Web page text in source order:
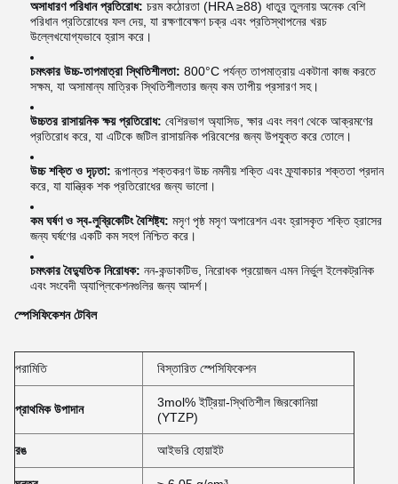
অসাধারণ পরিধান প্রতিরোধ: চরম কঠোরতা (HRA ≥88) ধাতুর তুলনায় অনেক বেশি
পরিধান প্রতিরোধের ফল দেয়, যা রক্ষণাবেক্ষণ চক্র এবং প্রতিস্থাপনের খরচ
উল্লেখযোগ্যভাবে হ্রাস করে।
চমৎকার উচ্চ-তাপমাত্রা স্থিতিশীলতা: 800°C পর্যন্ত তাপমাত্রায় একটানা কাজ করতে
সক্ষম, যা অসামান্য মাত্রিক স্থিতিশীলতার জন্য কম তাপীয় প্রসারণ সহ।
উচ্চতর রাসায়নিক ক্ষয় প্রতিরোধ: বেশিরভাগ অ্যাসিড, ক্ষার এবং লবণ থেকে আক্রমণের
প্রতিরোধ করে, যা এটিকে জটিল রাসায়নিক পরিবেশের জন্য উপযুক্ত করে তোলে।
উচ্চ শক্তি ও দৃঢ়তা: রূপান্তর শক্তকরণ উচ্চ নমনীয় শক্তি এবং ফ্র্যাকচার শক্ততা প্রদান
করে, যা যান্ত্রিক শক প্রতিরোধের জন্য ভালো।
কম ঘর্ষণ ও স্ব-লুব্রিকেটিং বৈশিষ্ট্য: মসৃণ পৃষ্ঠ মসৃণ অপারেশন এবং হ্রাসকৃত শক্তি হ্রাসের
জন্য ঘর্ষণের একটি কম সহগ নিশ্চিত করে।
চমৎকার বৈদ্যুতিক নিরোধক: নন-কন্ডাকটিভ, নিরোধক প্রয়োজন এমন নির্ভুল ইলেকট্রনিক
এবং সংবেদী অ্যাপ্লিকেশনগুলির জন্য আদর্শ।
স্পেসিফিকেশন টেবিল
পরামিতি বিস্তারিত স্পেসিফিকেশন
প্রাথমিক উপাদান
3mol% ইট্রিয়া-স্থিতিশীল জিরকোনিয়া
(YTZP)
রঙ আইভরি হোয়াইট